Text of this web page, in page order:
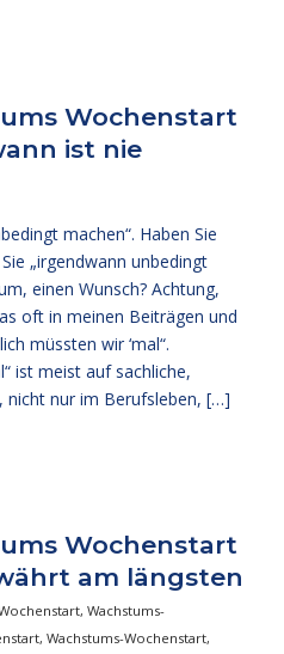
Wochenstart
ist nie
machen“. Haben Sie
„irgendwann unbedingt
einen Wunsch? Achtung,
oft in meinen Beiträgen und
müssten wir ‘mal“.
ist meist auf sachliche,
nicht nur im Berufsleben, […]
Wochenstart
am längsten
, Wachstums-
, Wachstums-Wochenstart,